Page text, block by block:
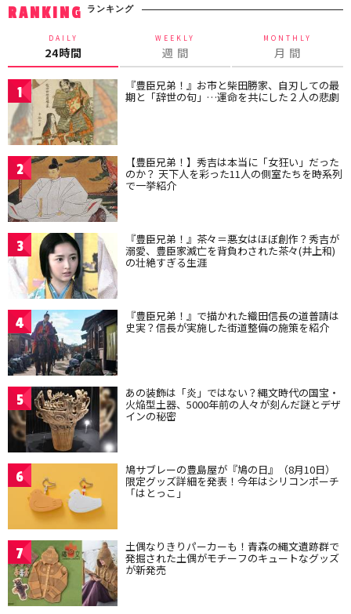
RANKING ランキング
DAILY
24時間
WEEKLY
週 間
MONTHLY
月 間
1 『豊臣兄弟！』お市と柴田勝家、自刃しての最
期と「辞世の句」…運命を共にした２人の悲劇
2 【豊臣兄弟！】秀吉は本当に「女狂い」だった
のか？ 天下人を彩った11人の側室たちを時系列
で一挙紹介
3 『豊臣兄弟！』茶々＝悪女はほぼ創作？秀吉が
溺愛、豊臣家滅亡を背負わされた茶々(井上和)
の壮絶すぎる生涯
4 『豊臣兄弟！』で描かれた織田信長の道普請は
史実？信長が実施した街道整備の施策を紹介
5 あの装飾は「炎」ではない？縄文時代の国宝・
火焔型土器、5000年前の人々が刻んだ謎とデザ
インの秘密
6 鳩サブレーの豊島屋が『鳩の日』（8月10日）
限定グッズ詳細を発表！今年はシリコンポーチ
「はとっこ」
7 土偶なりきりパーカーも！青森の縄文遺跡群で
発掘された土偶がモチーフのキュートなグッズ
が新発売